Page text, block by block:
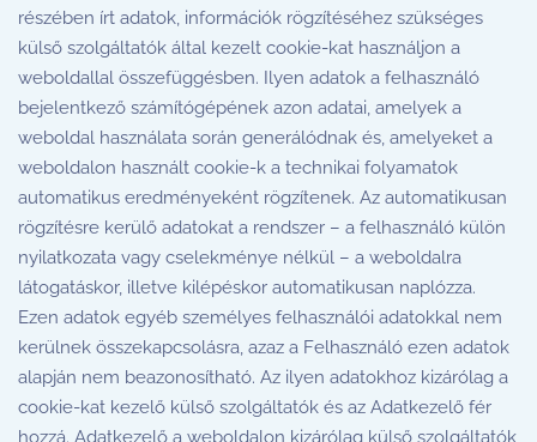
részében írt adatok, információk rögzítéséhez szükséges
külső szolgáltatók által kezelt cookie-kat használjon a
weboldallal összefüggésben. Ilyen adatok a felhasználó
bejelentkező számítógépének azon adatai, amelyek a
weboldal használata során generálódnak és, amelyeket a
weboldalon használt cookie-k a technikai folyamatok
automatikus eredményeként rögzítenek. Az automatikusan
rögzítésre kerülő adatokat a rendszer – a felhasználó külön
nyilatkozata vagy cselekménye nélkül – a weboldalra
látogatáskor, illetve kilépéskor automatikusan naplózza.
Ezen adatok egyéb személyes felhasználói adatokkal nem
kerülnek összekapcsolásra, azaz a Felhasználó ezen adatok
alapján nem beazonosítható. Az ilyen adatokhoz kizárólag a
cookie-kat kezelő külső szolgáltatók és az Adatkezelő fér
hozzá. Adatkezelő a weboldalon kizárólag külső szolgáltatók